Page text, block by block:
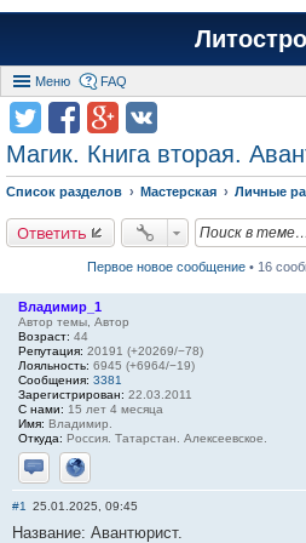
Меню FAQ
Магик. Книга вторая.
Список разделов Мастерская Личные
Ответить
Первое новое сообщение • 16
Владимир_1
Автор темы, Автор
Возраст: 44
Репутация: 20191 (+20269/−78)
Лояльность: 6945 (+6964/−19)
Сообщения: 3381
Зарегистрирован: 22.03.2011
С нами: 15 лет 4 месяца
Имя: Владимир.
Откуда: Россия. Татарстан. Алексеевское.
Отправить личное сообщение
Сайт
#1 25.01.2025, 09:45
Название: Авантюрист.